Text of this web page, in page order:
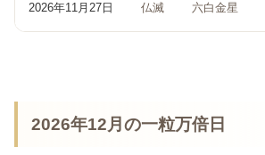
2026年11月27日 仏滅 六白金星
2026年12月の一粒万倍日